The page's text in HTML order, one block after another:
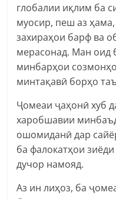
глобалии иқлим ба
муосир, пеш аз
захираҳои барф ва
мерасонад. Ман оид
минбарҳои
минтақавӣ борҳо
Ҷомеаи ҷаҳонӣ хуб
харобшавии
ошомиданӣ дар
ба фалокатҳои
дучор намояд.
Аз ин лиҳоз, ба